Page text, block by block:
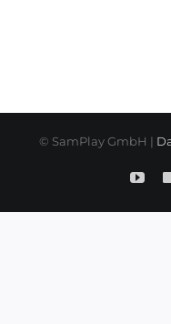
© SamPlay GmbH |